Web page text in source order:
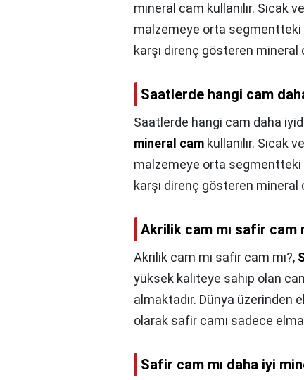
mineral cam kullanılır. Sıcak
malzemeye orta segmentteki
karşı direnç gösteren
Saatlerde hangi cam
Saatlerde hangi cam daha
mineral cam kullanılır. Sıcak
malzemeye orta segmentteki
karşı direnç gösteren
Akrilik cam mı safir cam
Akrilik cam mı safir cam mı?,
yüksek kaliteye sahip olan
almaktadır. Dünya üzerinden
olarak safir camı sadece
Safir cam mı daha iyi